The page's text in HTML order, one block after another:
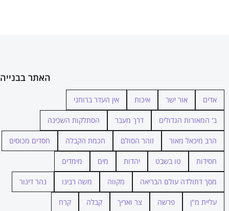
האתר בבנייה
אדים אור ישר איכות אין העדר ברוחני
ב' המאורות הגדולים דרך מעבר הסתלקות השכינה
הרב מיכאל מאור זוהר הסולם חכמת הקבלה חסדים מכוסים
חסידות טו בשבט יהדות מים מימדים
מסך דתולדה עולם הבריאה מקווה משה רבינו נהר דינור
עליית מ"ן פרשה צר ואריך קבלה קרח